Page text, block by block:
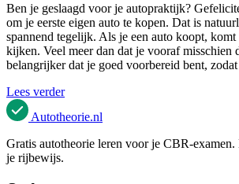
Ben je geslaagd voor je autopraktijk?
om je eerste eigen auto te kopen. Dat is
spannend tegelijk. Als je een auto koopt,
kijken. Veel meer dan dat je vooraf misschien
belangrijker dat je goed voorbereid bent,
Lees verder
Autotheorie.nl
Gratis autotheorie leren voor je CBR-examen.
je rijbewijs.